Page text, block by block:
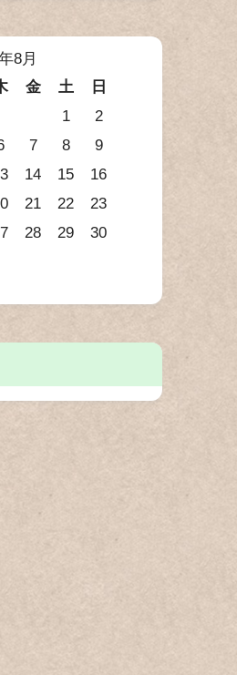
8月
金 土
日
1
2
7 8
9
14 15
16
21 22
23
28 29
30